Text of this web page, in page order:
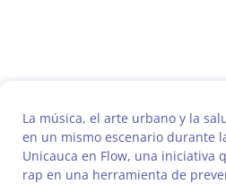
La música, el arte urbano y la
en un mismo escenario durante
Unicauca en Flow, una iniciativa
rap en una herramienta de